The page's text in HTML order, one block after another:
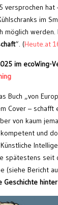
versprochen hat
im
möglich
“. (Heute.at
im ecoWing-
Buch „von
Cover – schafft
von kaum
und
spätestens seit
(siehe Bericht
Geschichte hinter